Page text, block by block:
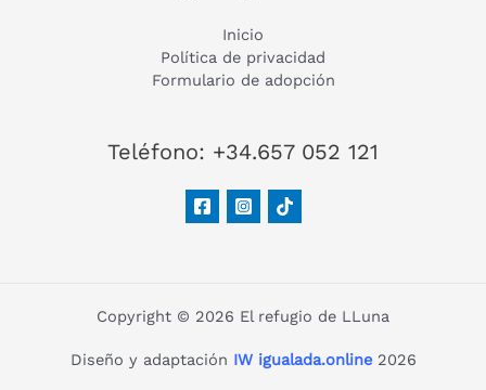
Inicio
Política de privacidad
Formulario de adopción
Teléfono: +34.657 052 121
Copyright © 2026 El refugio de LLuna
Diseño y adaptación IW igualada.online2026